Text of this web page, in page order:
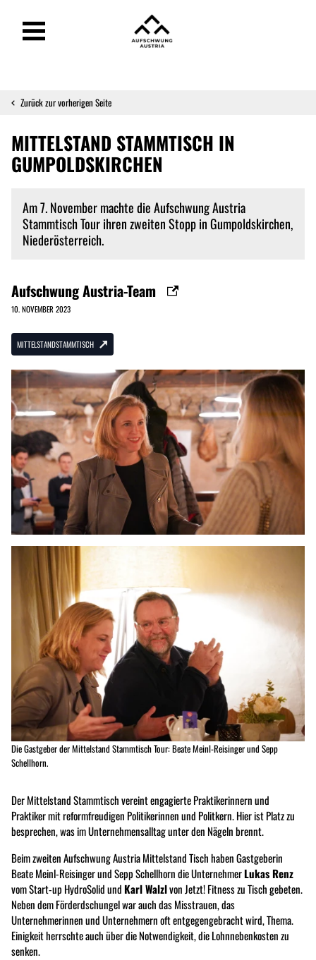
Zurück zur vorherigen Seite
MITTELSTAND STAMMTISCH IN
GUMPOLDSKIRCHEN
Am 7. November machte die Aufschwung Austria
Stammtisch Tour ihren zweiten Stopp in Gumpoldskirchen,
Niederösterreich.
Aufschwung Austria-Team
10. NOVEMBER 2023
MITTELSTANDSTAMMTISCH
Die Gastgeber der Mittelstand Stammtisch Tour: Beate Meinl-Reisinger und Sepp
Schellhorn.
Der Mittelstand Stammtisch vereint engagierte Praktikerinnern und
Praktiker mit reformfreudigen Politikerinnen und Politkern. Hier ist Platz zu
besprechen, was im Unternehmensalltag unter den Nägeln brennt.
Beim zweiten Aufschwung Austria Mittelstand Tisch haben Gastgeberin
Beate Meinl-Reisinger und Sepp Schellhorn die UnternehmerLukas Renz
vom Start-up HydroSolid undKarl Walzlvon Jetzt! Fitness zu Tisch gebeten.
Neben dem Förderdschungel war auch das Misstrauen, das
Unternehmerinnen und Unternehmern oft entgegengebracht wird, Thema.
Einigkeit herrschte auch über die Notwendigkeit, die Lohnnebenkosten zu
senken.